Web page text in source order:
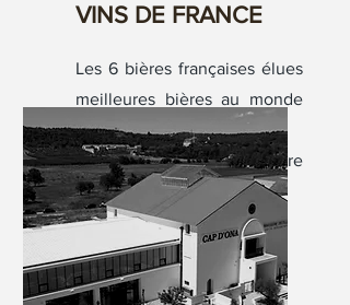
VINS DE FRANCE
Les 6 bières françaises élues
meilleures bières au monde
en 2024.
Cap d'Ona, meilleure bière
de seigle au monde.